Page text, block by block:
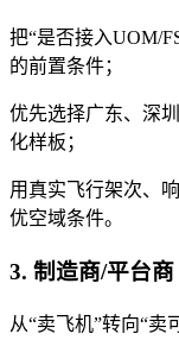
把“是否接入UOM/
的前置条件；
优先选择广东、深
化样板；
用真实飞行架次、
优空域条件。
3. 制造商/平台商
从“卖飞机”转向“卖